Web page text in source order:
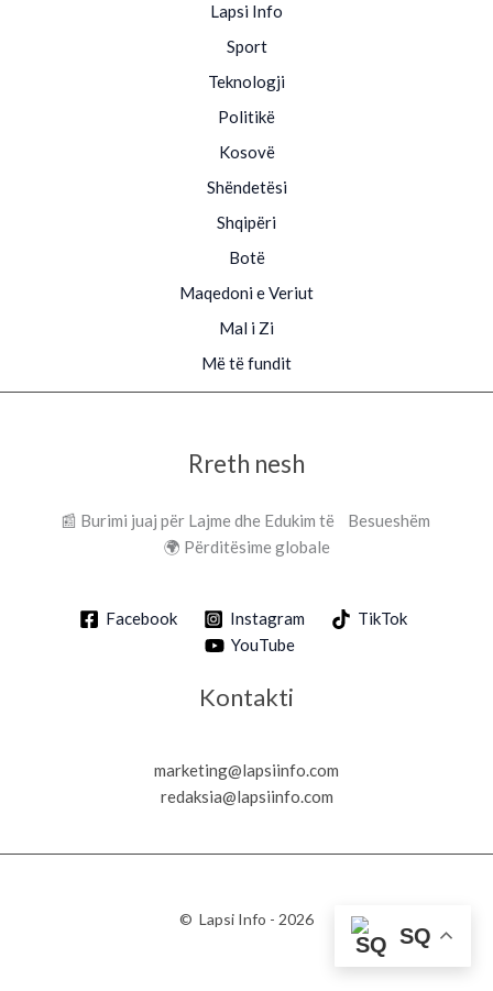
Lapsi Info
Sport
Teknologji
Politikë
Kosovë
Shëndetësi
Shqipëri
Botë
Maqedoni e Veriut
Mal i Zi
Më të fundit
Rreth nesh
📰 Burimi juaj për Lajme dhe Edukim të Besueshëm
🌍 Përditësime globale
Facebook Instagram
TikTok
YouTube
Kontakti
marketing@lapsiinfo.com
redaksia@lapsiinfo.com
© Lapsi Info - 2026
SQ